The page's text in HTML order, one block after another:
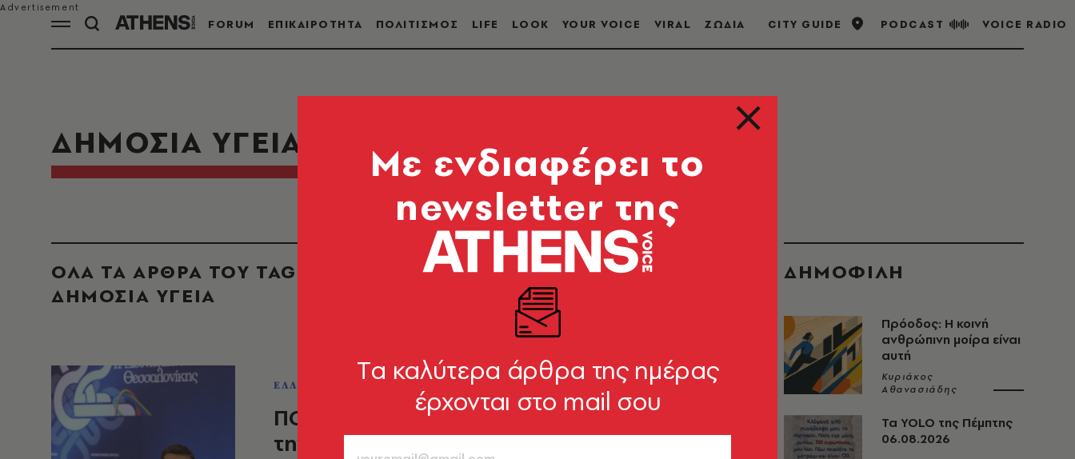
FORUM ΕΠΙΚΑΙΡΟΤΗΤΑ ΠΟΛΙΤΙΣΜΟΣ LIFE LOOK YOUR VOICE VIRAL ΖΩΔΙΑ CITY GUIDE PODCAST VOICE RADIO
ΔΗΜΟΣΙΑ ΥΓΕΙΑ
ΟΛΑ ΤΑ ΑΡΘΡΑ ΤΟΥ TAG
ΔΗΜΟΣΙΑ ΥΓΕΙΑ
ΕΛΛΑΔΑ
ΠΟΕΔΗΝ: Ο Τσίπρας είπε 5 ψέματα για
την Υγεία στη ΔΕΘ
ΔΗΜΟΦΙΛΗ
Πρόοδος: Η κοινή
ανθρώπινη μοίρα είναι
αυτή
Κυριάκος
Αθανασιάδης
Τα YOLO της Πέμπτης
06.08.2026
Mε ενδιαφέρει το
newsletter της
Tα καλύτερα άρθρα της ημέρας
έρχονται στο mail σου